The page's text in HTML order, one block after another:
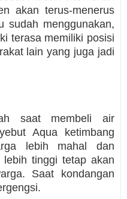
akan terus-menerus
sudah menggunakan,
terasa memiliki posisi
lain yang juga jadi
saat membeli air
Aqua ketimbang
lebih mahal dan
tinggi tetap akan
Saat kondangan